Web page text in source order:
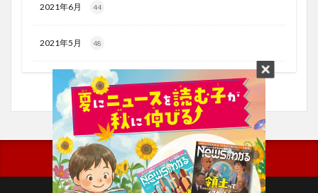
2021年6月 44
2021年5月 48